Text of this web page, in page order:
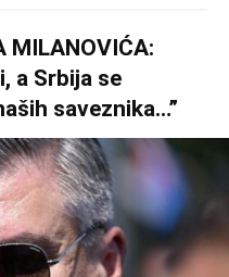
MILANOVIĆA:
a Srbija se
saveznika…”